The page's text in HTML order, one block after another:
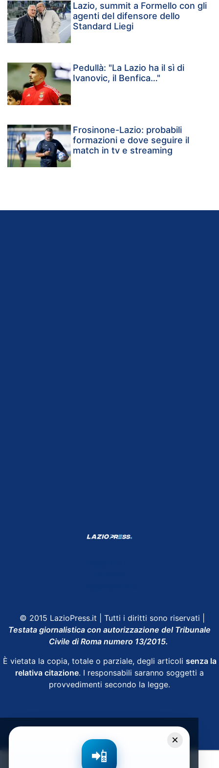
Lazio, summit a Formello con gli
agenti del difensore dello
Standard Liegi
Pedullà: "La Lazio ha il sì di
Ivanovic, il Benfica…"
Frosinone-Lazio: probabili
formazioni e dove seguire il
match in tv e streaming
© 2015 LazioPress.it | Tutti i diritti sono riservati |
Testata giornalistica con autorizzazione del Tribunale
Civile di Roma numero 13/2015.
È vietata la copia, totale o parziale, degli articoli senza la
relativa citazione. I responsabili saranno soggetti a
provvedimenti secondo la legge.
×
📲Condividi